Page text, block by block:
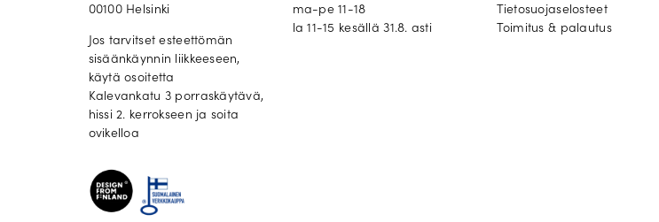
00100 Helsinki
Jos tarvitset esteettömän
sisäänkäynnin liikkeeseen,
käytä osoitetta
Kalevankatu 3 porraskäytävä,
hissi 2. kerrokseen ja soita
ovikelloa
ma-pe 11-18
la 11-15 kesällä 31.8. asti
Tietosuojaselosteet
Toimitus & palautus